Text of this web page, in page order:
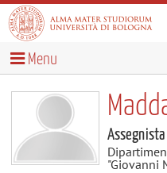
Menu
"Giovanni